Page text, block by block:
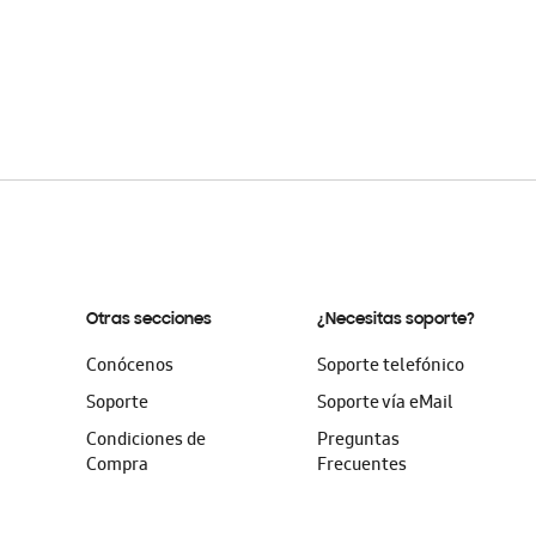
Otras secciones
Conócenos
Soporte
Condiciones de
Compra
¿Necesitas soporte?
Soporte telefónico
Soporte vía eMail
Preguntas
Frecuentes